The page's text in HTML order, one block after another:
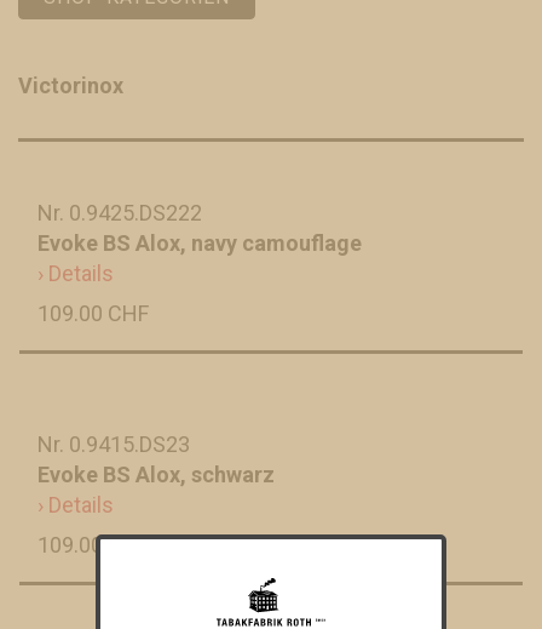
Victorinox
Nr. 0.9425.DS222
Evoke BS Alox, navy camouflage
› Details
109.00 CHF
Nr. 0.9415.DS23
Evoke BS Alox, schwarz
› Details
109.00 CHF